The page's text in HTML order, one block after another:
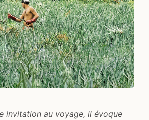
invitation au voyage, il évoque